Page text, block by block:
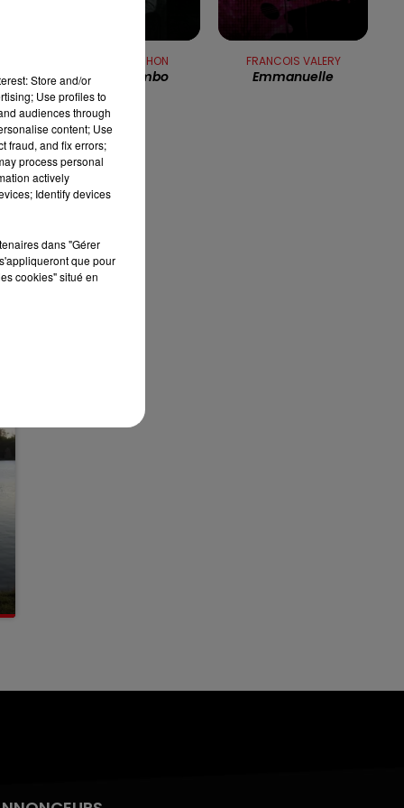
ALAIN SOUCHON
Papa Mambo
FRANCOIS VALERY
Emmanuelle
Store and/or
Use profiles to
audiences through
content; Use
fraud, and fix errors;
process personal
actively
Identify devices
dans "Gérer
que pour
cookies" situé en